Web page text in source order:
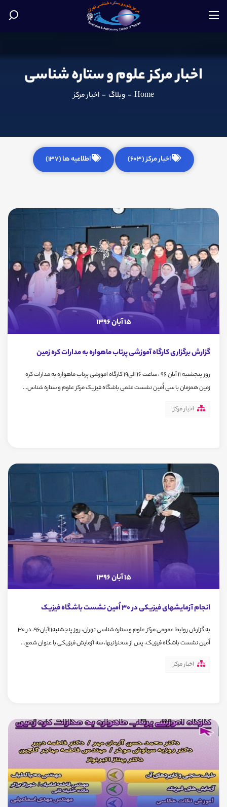
اخبار مرکز علوم و ستاره شناسی
Home
- وبلاگ - اخبار مرکز
اخبار مرکز (603) اطلاعیه ها (137)
15 آبان 1396
گزارش برگزاری کارگاه آموزشی پرتاب ماهواره به مدارات کره زمین
روز پنجشنبه ۱۱ آبان ۹۶ ، ساعت ۱۶ الی۱۹ کارگاه اموزشی پرتاب ماهواره به مدارات کره
زمین همزمان با سی اُمین نشست علمی باشگاه فیزیک مرکز علوم و ستاره شناس...
اخبار مرکز
15 آبان 1396
انجام آزمایشهای فیزیکی در 30 اُمین نشست باشگاه فیزیک
به گزارش روابط عمومی مرکز علوم و ستاره شناسی تهران، روز پنجشنبه11آبان96، در 30
اُمین نشست باشگاه فیزیک، پس از سخنرانیها، سه آزمایش فیزیکی با عنوان شمع...
اخبار مرکز